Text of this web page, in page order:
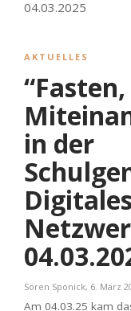
AKTUELLES
in der
Digitales
Sören Sponick, 6. März
Am 04.03.25 kam